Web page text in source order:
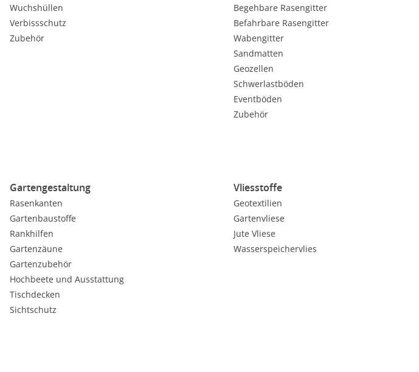
Wuchshüllen
Verbissschutz
Zubehör
Begehbare Rasengitter
Befahrbare Rasengitter
Wabengitter
Sandmatten
Geozellen
Schwerlastböden
Eventböden
Zubehör
Gartengestaltung
Rasenkanten
Gartenbaustoffe
Rankhilfen
Gartenzäune
Gartenzubehör
Hochbeete und Ausstattung
Tischdecken
Sichtschutz
Vliesstoffe
Geotextilien
Gartenvliese
Jute Vliese
Wasserspeichervlies